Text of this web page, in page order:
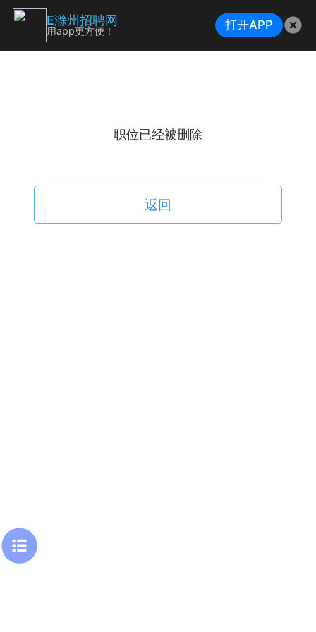
职位已经被删除
返回
E滁州招聘网
用app更方便！ 打开APP